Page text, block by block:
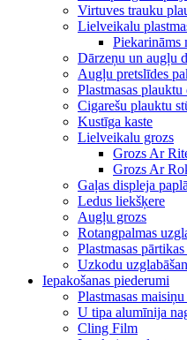
Virtuves trauku
Lielveikalu
Piekarināms
Dārzeņu un augļu
Augļu pretslīdes
Plastmasas plauktu
Cigarešu plauktu
Kustīga kaste
Lielveikalu grozs
Grozs Ar
Grozs Ar
Gaļas displeja
Ledus liekšķere
Augļu grozs
Rotangpalmas
Plastmasas
Uzkodu
Iepakošanas piederumi
Plastmasas
U tipa alumīnija
Cling Film